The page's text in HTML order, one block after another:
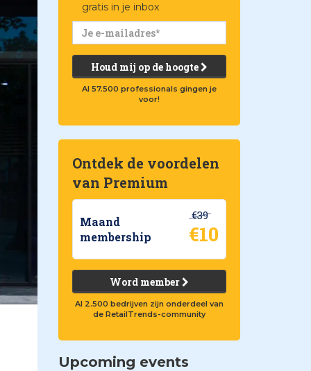
gratis in je inbox
Houd mij op de hoogte
Al 57.500 professionals gingen je
voor!
Ontdek de voordelen
van Premium
Maand
membership
€39
€10
Word member
Al 2.500 bedrijven zijn onderdeel van
de RetailTrends-community
Upcoming events